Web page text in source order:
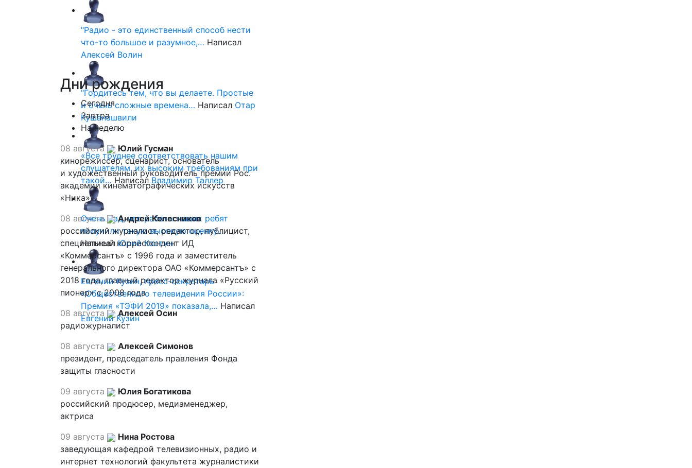
"Радио - это единственный способ нести
что-то большое и разумное,… Написал
Алексей Волин
"Гордитесь тем, что вы делаете. Простые
и очень сложные времена… Написал Отар
Кушанашвили
«Все труднее соответствовать нашим
слушателям, их высоким требованиям при
такой… Написал Владимир Таллер
Очень рад, что работы наших ребят
получили такую высокую оценку…
НаписалЮрий Костин
Евгений Кузин, пресс-секретарь
«Общественного телевидения России»:
Премия «ТЭФИ 2019» показала,… Написал
Евгений Кузин
Днирождения
Сегодня
Завтра
На неделю
08 августа
Юлий Гусман
кинорежиссер, сценарист, основатель
и художественный руководитель премии Рос.
академии кинематографических искусств
«Ника»
08 августа
Андрей Колесников
российский журналист, редактор, публицист,
специальный корреспондент ИД
«Коммерсантъ» с 1996 года и заместитель
генерального директора ОАО «Коммерсантъ» с
2018 года, главный редактор журнала «Русский
пионер» с 2008 года
08 августа
Алексей Осин
радиожурналист
08 августа
Алексей Симонов
президент, председатель правления Фонда
защиты гласности
09 августа
Юлия Богатикова
российский продюсер, медиаменеджер,
актриса
09 августа
Нина Ростова
заведующая кафедрой телевизионных, радио и
интернет технологий факультета журналистики